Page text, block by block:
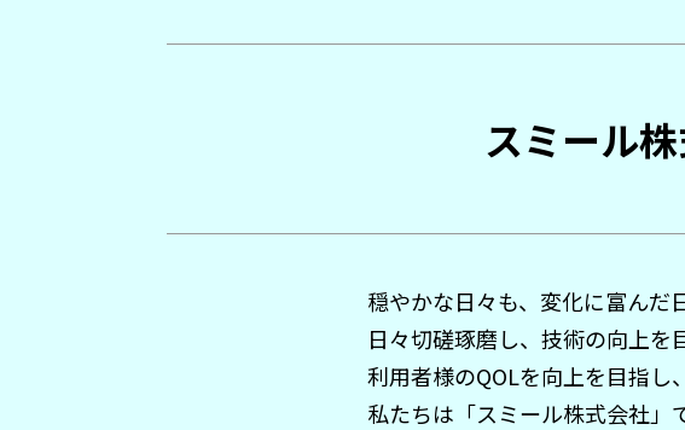
スミール
穏やかな日々も、変化に富んだ
日々切磋琢磨し、技術の向上を
利用者様のQOLを向上を目指
私たちは「スミール株式会社」